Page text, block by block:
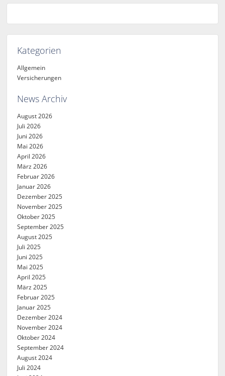
Kategorien
Allgemein
Versicherungen
News Archiv
August 2026
Juli 2026
Juni 2026
Mai 2026
April 2026
März 2026
Februar 2026
Januar 2026
Dezember 2025
November 2025
Oktober 2025
September 2025
August 2025
Juli 2025
Juni 2025
Mai 2025
April 2025
März 2025
Februar 2025
Januar 2025
Dezember 2024
November 2024
Oktober 2024
September 2024
August 2024
Juli 2024